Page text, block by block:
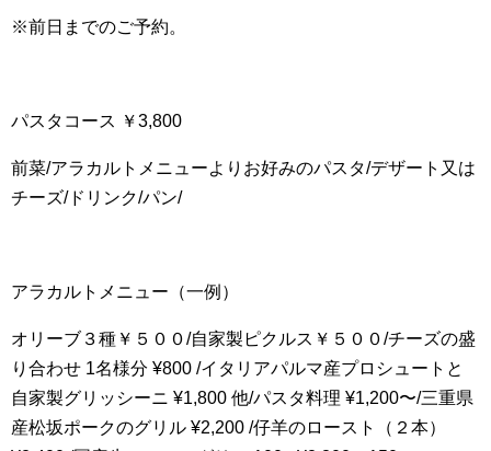
※前日までのご予約。
パスタコース ￥3,800
前菜/アラカルトメニューよりお好みのパスタ/デザート又は
チーズ/ドリンク/パン/
アラカルトメニュー（一例）
オリーブ３種￥５００/自家製ピクルス￥５００/チーズの盛
り合わせ 1名様分 ¥800 /イタリアパルマ産プロシュートと
自家製グリッシーニ ¥1,800 他/パスタ料理 ¥1,200〜/三重県
産松坂ポークのグリル ¥2,200 /仔羊のロースト（２本）